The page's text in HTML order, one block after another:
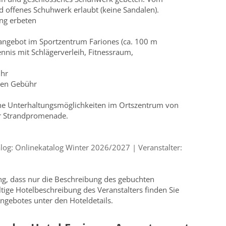
Schuhwerk erlaubt (keine Sandalen).
erbeten
im Sportzentrum Fariones (ca. 100 m
mit Schlägerverleih, Fitnessraum,
Gebühr
Unterhaltungsmöglichkeiten im Ortszentrum von
Onlinekatalog Winter 2026/2027 | Veranstalter:
dass nur die Beschreibung des gebuchten
Hotelbeschreibung des Veranstalters finden Sie
unter den Hoteldetails.